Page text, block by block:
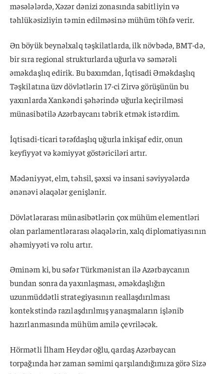
məsələlərdə, Xəzər dənizi zonasında sabitliyin və
təhlükəsizliyin təmin edilməsinə mühüm töhfə verir.
Ən böyük beynəlxalq təşkilatlarda, ilk növbədə, BMT-də,
bir sıra regional strukturlarda uğurla və səmərəli
əməkdaşlıq edirik. Bu baxımdan, İqtisadi Əməkdaşlıq
Təşkilatına üzv dövlətlərin 17-ci Zirvə görüşünün bu
yaxınlarda Xankəndi şəhərində uğurla keçirilməsi
münasibətilə Azərbaycanı təbrik etmək istərdim.
İqtisadi-ticari tərəfdaşlıq uğurla inkişaf edir, onun
keyfiyyət və kəmiyyət göstəriciləri artır.
Mədəniyyət, elm, təhsil, şəxsi və insani səviyyələrdə
ənənəvi əlaqələr genişlənir.
Dövlətlərarası münasibətlərin çox mühüm elementləri
olan parlamentlərarası əlaqələrin, xalq diplomatiyasının
əhəmiyyəti və rolu artır.
Əminəm ki, bu səfər Türkmənistan ilə Azərbaycanın
bundan sonra da yaxınlaşması, əməkdaşlığın
uzunmüddətli strategiyasının reallaşdırılması
kontekstində razılaşdırılmış yanaşmaların işlənib
hazırlanmasında mühüm amilə çevriləcək.
Hörmətli İlham Heydər oğlu, qardaş Azərbaycan
torpağında hər zaman səmimi qarşılandığımıza görə Sizə